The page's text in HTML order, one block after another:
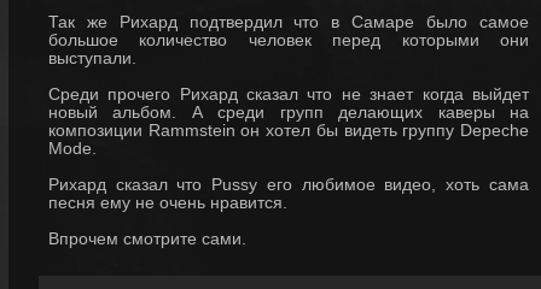
Так же Рихард подтвердил что в Самаре было самое
большое количество человек перед которыми они
выступали.
Среди прочего Рихард сказал что не знает когда выйдет
новый альбом. А среди групп делающих каверы на
композиции Rammstein он хотел бы видеть группу Depeche
Mode.
Рихард сказал что Pussy его любимое видео, хоть сама
песня ему не очень нравится.
Впрочем смотрите сами.